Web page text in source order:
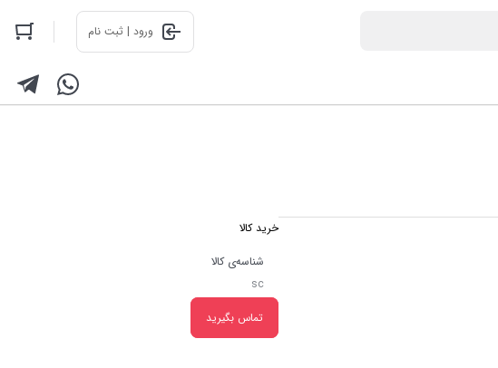
ورود | ثبت نام
خرید کالا
شناسه‌ی کالا
sc
تماس بگیرید